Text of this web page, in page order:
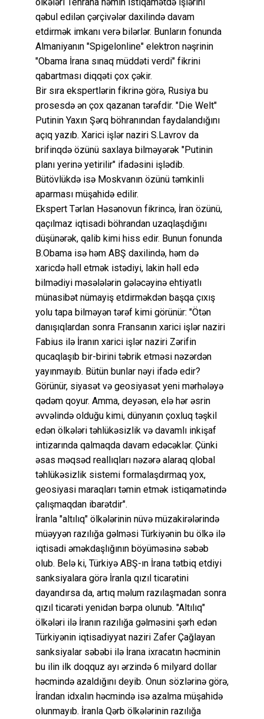
qəbul edilən çərçivələr daxilində davam
etdirmək imkanı verə bilərlər. Bunların fonunda
Almaniyanın "Spigelonline" elektron nəşrinin
"Obama İrana sınaq müddəti verdi" fikrini
qabartması diqqəti çox çəkir.
Bir sıra ekspertlərin fikrinə görə, Rusiya bu
prosesdə ən çox qazanan tərəfdir. "Die Welt"
Putinin Yaxın Şərq böhranından faydalandığını
açıq yazıb. Xarici işlər naziri S.Lavrov da
brifinqdə özünü saxlaya bilməyərək "Putinin
planı yerinə yetirilir" ifadəsini işlədib.
Bütövlükdə isə Moskvanın özünü təmkinli
aparması müşahidə edilir.
Ekspert Tərlan Həsənovun fikrincə, İran özünü,
qaçılmaz iqtisadi böhrandan uzaqlaşdığını
düşünərək, qalib kimi hiss edir. Bunun fonunda
B.Obama isə həm ABŞ daxilində, həm də
xaricdə həll etmək istədiyi, lakin həll edə
bilmədiyi məsələlərin gələcəyinə ehtiyatlı
münasibət nümayiş etdirməkdən başqa çıxış
yolu tapa bilməyən tərəf kimi görünür: "Ötən
danışıqlardan sonra Fransanın xarici işlər naziri
Fabius ilə İranın xarici işlər naziri Zərifin
qucaqlaşıb bir-birini təbrik etməsi nəzərdən
yayınmayıb. Bütün bunlar nəyi ifadə edir?
Görünür, siyasət və geosiyasət yeni mərhələyə
qədəm qoyur. Amma, deyəsən, elə hər əsrin
əvvəlində olduğu kimi, dünyanın çoxluq təşkil
edən ölkələri təhlükəsizlik və davamlı inkişaf
intizarında qalmaqda davam edəcəklər. Çünki
əsas məqsəd reallıqları nəzərə alaraq qlobal
təhlükəsizlik sistemi formalaşdırmaq yox,
geosiyasi maraqları təmin etmək istiqamətində
çalışmaqdan ibarətdir".
İranla "altılıq" ölkələrinin nüvə müzakirələrində
müəyyən razılığa gəlməsi Türkiyənin bu ölkə ilə
iqtisadi əməkdaşlığının böyüməsinə səbəb
olub. Belə ki, Türkiyə ABŞ-ın İrana tətbiq etdiyi
sanksiyalara görə İranla qızıl ticarətini
dayandırsa da, artıq məlum razılaşmadan sonra
qızıl ticarəti yenidən bərpa olunub. "Altılıq"
ölkələri ilə İranın razılığa gəlməsini şərh edən
Türkiyənin iqtisadiyyat naziri Zafer Çağlayan
sanksiyalar səbəbi ilə İrana ixracatın həcminin
bu ilin ilk doqquz ayı ərzində 6 milyard dollar
həcmində azaldığını deyib. Onun sözlərinə görə,
İrandan idxalın həcmində isə azalma müşahidə
olunmayıb. İranla Qərb ölkələrinin razılığa